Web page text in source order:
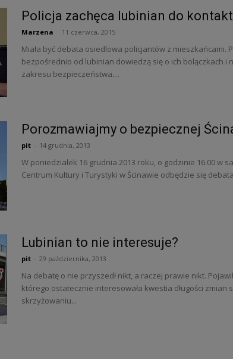
Policja zachęca lubinian do
Marzena 11 czerwca, 2015
Miała być debata osiedlowa policjantów z mieszkańcami.
bezpośrednio od lubinian dowiedzą się o ich bolączkach i
zakresu bezpieczeństwa....
Porozmawiajmy o bezpiecznej
pit 14 grudnia, 2013
W poniedziałek 16 grudnia 2013 roku, o godzinie 16.00 w
Centrum Kultury i Turystyki w Ścinawie odbędzie się
Lubinian to nie interesuje?
pit 29 października, 2013
Na debatę o nie przyszedł nikt, a raczej prawie nikt.
którego ostatecznie interesowała kwestia długości zmian
skrzyżowaniu...